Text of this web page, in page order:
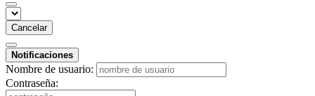
Cancelar
Notificaciones
Nombre de usuario:
Contraseña: